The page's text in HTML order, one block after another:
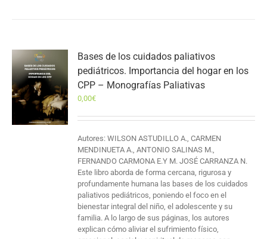
Bases de los cuidados paliativos
pediátricos. Importancia del hogar en los
CPP – Monografías Paliativas
0,00€
Autores: WILSON ASTUDILLO A., CARMEN
MENDINUETA A., ANTONIO SALINAS M.,
FERNANDO CARMONA E.Y M. JOSÉ CARRANZA N.
Este libro aborda de forma cercana, rigurosa y
profundamente humana las bases de los cuidados
paliativos pediátricos, poniendo el foco en el
bienestar integral del niño, el adolescente y su
familia. A lo largo de sus páginas, los autores
explican cómo aliviar el sufrimiento físico,